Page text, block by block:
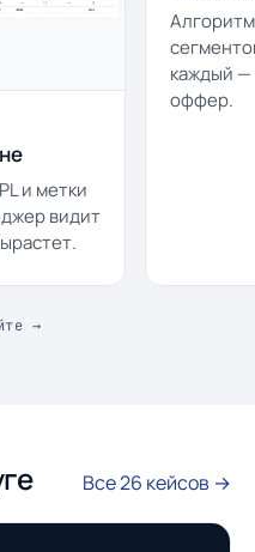
и метки
видит
каждый —
оффер.
→
Все 26 кейсов →